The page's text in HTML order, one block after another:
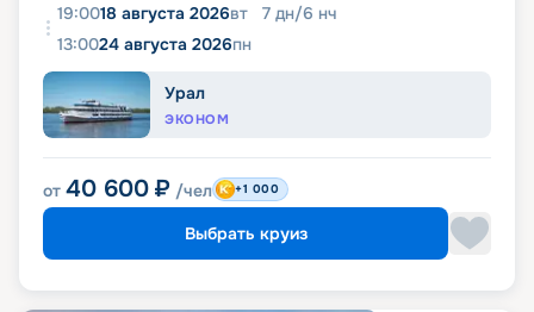
19:0018 августа 2026вт 7 дн/6 нч
13:0024 августа 2026пн
Урал
ЭКОНОМ
от 40 600 ₽ /чел +1 000
Выбрать круиз